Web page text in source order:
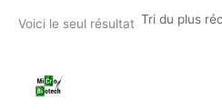
Voici le seul résultat